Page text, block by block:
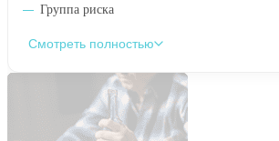
Группа риска
Смотреть полностью